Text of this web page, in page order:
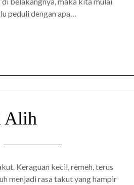
peduli dengan apa…
Alih
Keraguan kecil, remeh, terus
menjadi rasa takut yang hampir